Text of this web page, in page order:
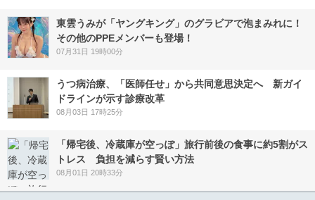
東雲うみが「ヤングキング」のグラビアで泡まみれに！
その他のPPEメンバーも登場！
07月31日 19時00分
うつ病治療、「医師任せ」から共同意思決定へ 新ガイ
ドラインが示す診療改革
08月03日 17時25分
「帰宅後、冷蔵庫が空っぽ」旅行前後の食事に約5割がス
トレス 負担を減らす賢い方法
08月01日 20時33分